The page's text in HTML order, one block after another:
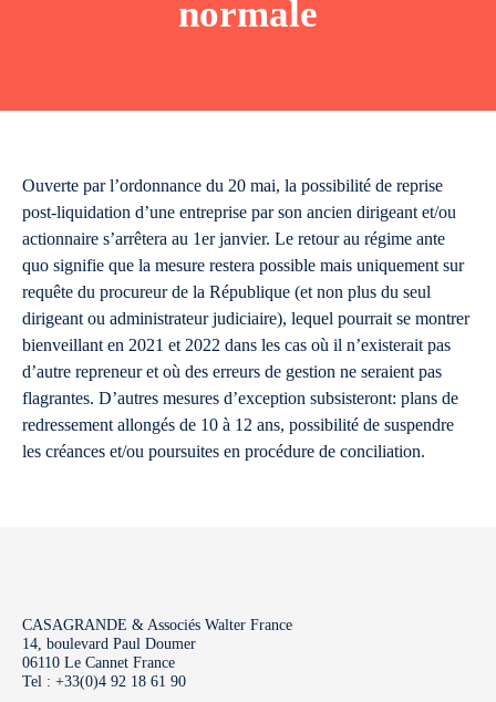
normale
Ouverte par l’ordonnance du 20 mai, la possibilité de reprise
post-liquidation d’une entreprise par son ancien dirigeant et/ou
actionnaire s’arrêtera au 1er janvier. Le retour au régime ante
quo signifie que la mesure restera possible mais uniquement sur
requête du procureur de la République (et non plus du seul
dirigeant ou administrateur judiciaire), lequel pourrait se montrer
bienveillant en 2021 et 2022 dans les cas où il n’existerait pas
d’autre repreneur et où des erreurs de gestion ne seraient pas
flagrantes. D’autres mesures d’exception subsisteront: plans de
redressement allongés de 10 à 12 ans, possibilité de suspendre
les créances et/ou poursuites en procédure de conciliation.
CASAGRANDE & Associés Walter France
14, boulevard Paul Doumer
06110 Le Cannet France
Tel : +33(0)4 92 18 61 90